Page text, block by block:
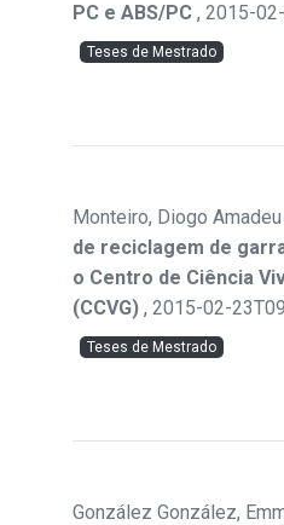
PC e ABS/PC , 2015-
Teses de Mestrado
Monteiro, Diogo
de reciclagem de
o Centro de Ciência
(CCVG) , 2015-02-
Teses de Mestrado
González González,